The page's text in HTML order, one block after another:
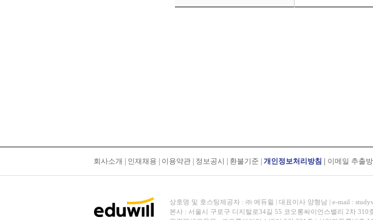
회사소개 인재채용 이용약관 정보공시 환불기준 개인정보처리방침 이메일 추출
상호명 및 호스팅제공자 : ㈜ 에듀윌 | 대표이사 양형남 | e-mail :
본사 : 서울시 구로구 디지털로34길 55 코오롱싸이언스밸리 2차 310